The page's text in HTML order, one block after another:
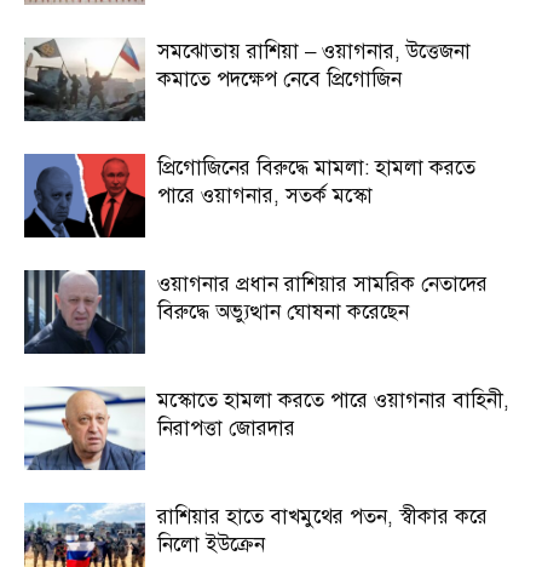
সমঝোতায় রাশিয়া – ওয়াগনার, উত্তেজনা
কমাতে পদক্ষেপ নেবে প্রিগোজিন
প্রিগোজিনের বিরুদ্ধে মামলা: হামলা করতে
পারে ওয়াগনার, সতর্ক মস্কো
ওয়াগনার প্রধান রাশিয়ার সামরিক নেতাদের
বিরুদ্ধে অভ্যুত্থান ঘোষনা করেছেন
মস্কোতে হামলা করতে পারে ওয়াগনার বাহিনী,
নিরাপত্তা জোরদার
রাশিয়ার হাতে বাখমুথের পতন, স্বীকার করে
নিলো ইউক্রেন